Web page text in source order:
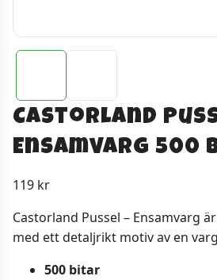
Castorland
Ensamvarg 500
119 kr
Castorland Pussel – Ensamvarg
med ett detaljrikt motiv av en
500 bitar